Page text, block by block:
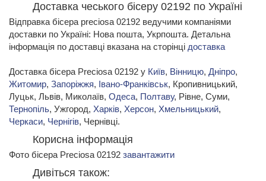
Доставка чеського бісеру 02192 по Україні
Відправка бісера preciosa 02192 ведучими компаніями
доставки по Україні: Нова пошта, Укрпошта. Детальна
інформація по доставці вказана на сторінці доставка
Доставка бісера Preciosa 02192 у Київ, Вінницю, Дніпро,
Житомир, Запоріжжя, Івано-Франківськ, Кропивницький,
Луцьк, Львів, Миколаїв, Одеса, Полтаву, Рівне, Суми,
Тернопіль, Ужгород, Харків, Херсон, Хмельницький,
Черкаси, Чернігів, Чернівці.
Корисна інформація
Фото бісера Preciosa 02192 завантажити
Дивіться також: